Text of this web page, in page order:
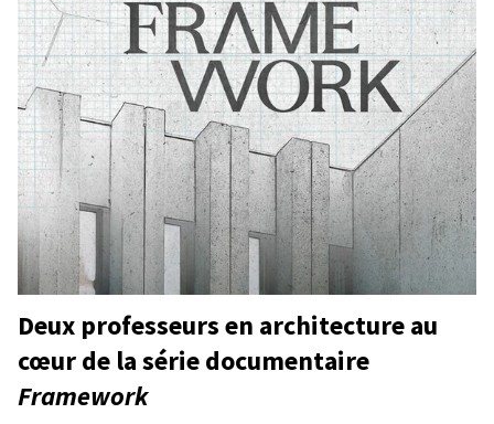
Deux professeurs en architecture au
cœur de la série documentaire
Framework